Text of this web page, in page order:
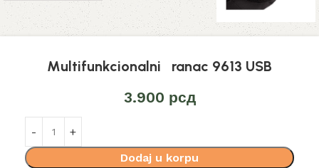
Multifunkcionalni ranac 9613 USB
3.900 рсд
Dodaj u korpu